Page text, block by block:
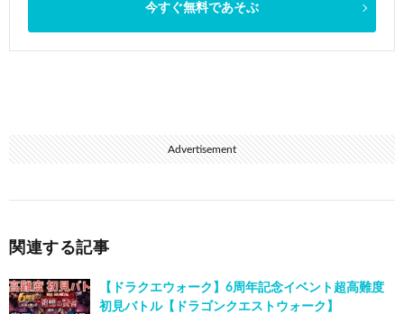
今すぐ無料であそぶ
Advertisement
関連する記事
【ドラクエウォーク】6周年記念イベント超高難度
初見バトル【ドラゴンクエストウォーク】